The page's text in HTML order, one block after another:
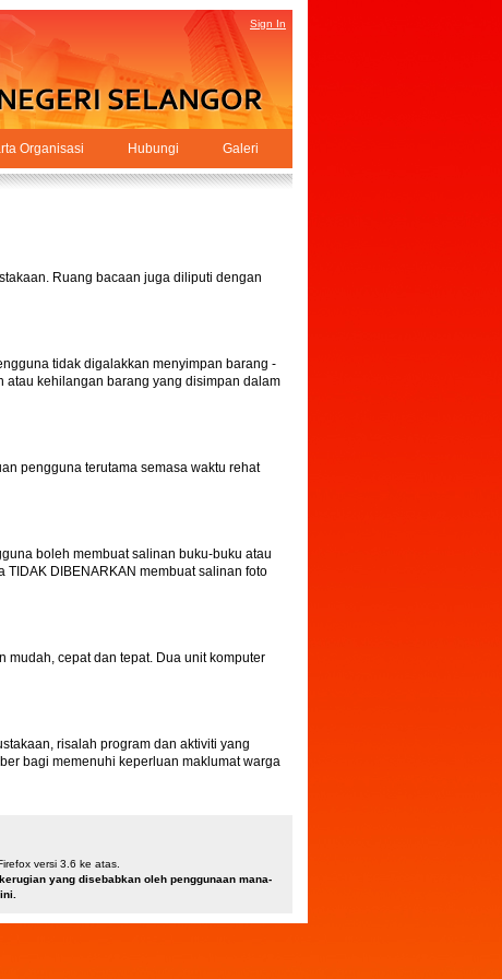
Sign In
Organisasi Hubungi Galeri
Ruang bacaan juga diliputi dengan
tidak digalakkan menyimpan barang -
atau kehilangan barang yang disimpan dalam
pengguna terutama semasa waktu rehat
boleh membuat salinan buku-buku atau
DIBENARKAN membuat salinan foto
cepat dan tepat. Dua unit komputer
risalah program dan aktiviti yang
bagi memenuhi keperluan maklumat warga
versi 3.6 ke atas.
yang disebabkan oleh penggunaan mana-